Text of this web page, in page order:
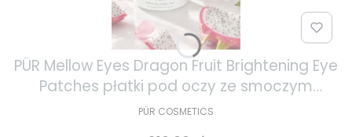
PÜR Mellow Eyes Dragon Fruit Brightening Eye
Patches płatki pod oczy ze smoczym
owocem 30 par
PÜR COSMETICS